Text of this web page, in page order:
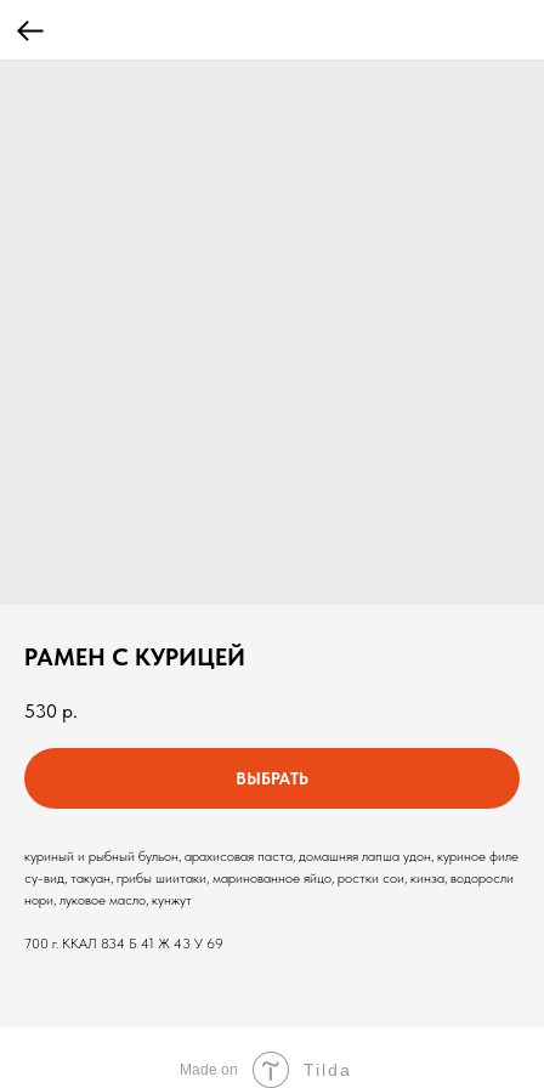
РАМЕН С КУРИЦЕЙ
530 р.
ВЫБРАТЬ
куриный и рыбный бульон, арахисовая паста, домашняя лапша удон, куриное филе
су-вид, такуан, грибы шиитаки, маринованное яйцо, ростки сои, кинза, водоросли
нори, луковое масло, кунжут
700 г. ККАЛ 834 Б 41 Ж 43 У 69
Made on Tilda